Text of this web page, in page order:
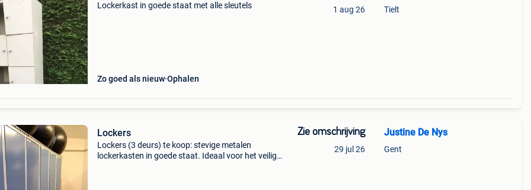
Lockerkast in goede staat met alle sleutels
Zo goed als nieuw Ophalen
1 aug 26 Tielt
Lockers
Lockers (3 deurs) te koop: stevige metalen
lockerkasten in goede staat. Ideaal voor het veilig
Zie omschrijving
29 jul 26
Justine De Nys
Gent